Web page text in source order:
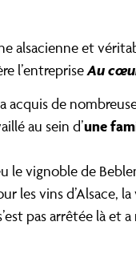
alsacienne et
l’entrepriseAu
acquis de
au sein d’une
le vignoble de
les vins d’Alsace,
pas arrêtée là et